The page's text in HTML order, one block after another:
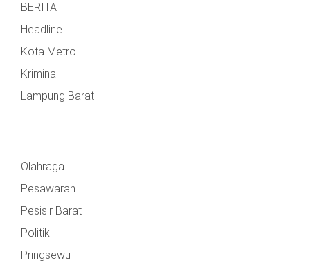
BERITA
Headline
Kota Metro
Kriminal
Lampung Barat
Olahraga
Pesawaran
Pesisir Barat
Politik
Pringsewu